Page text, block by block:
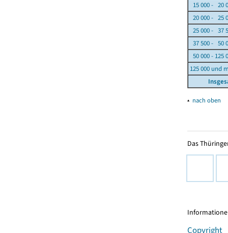
15 000 - 20
20 000 - 25
25 000 - 37
37 500 - 50
50 000 - 125
125 000 und
▴ nach oben
Das
Copyright